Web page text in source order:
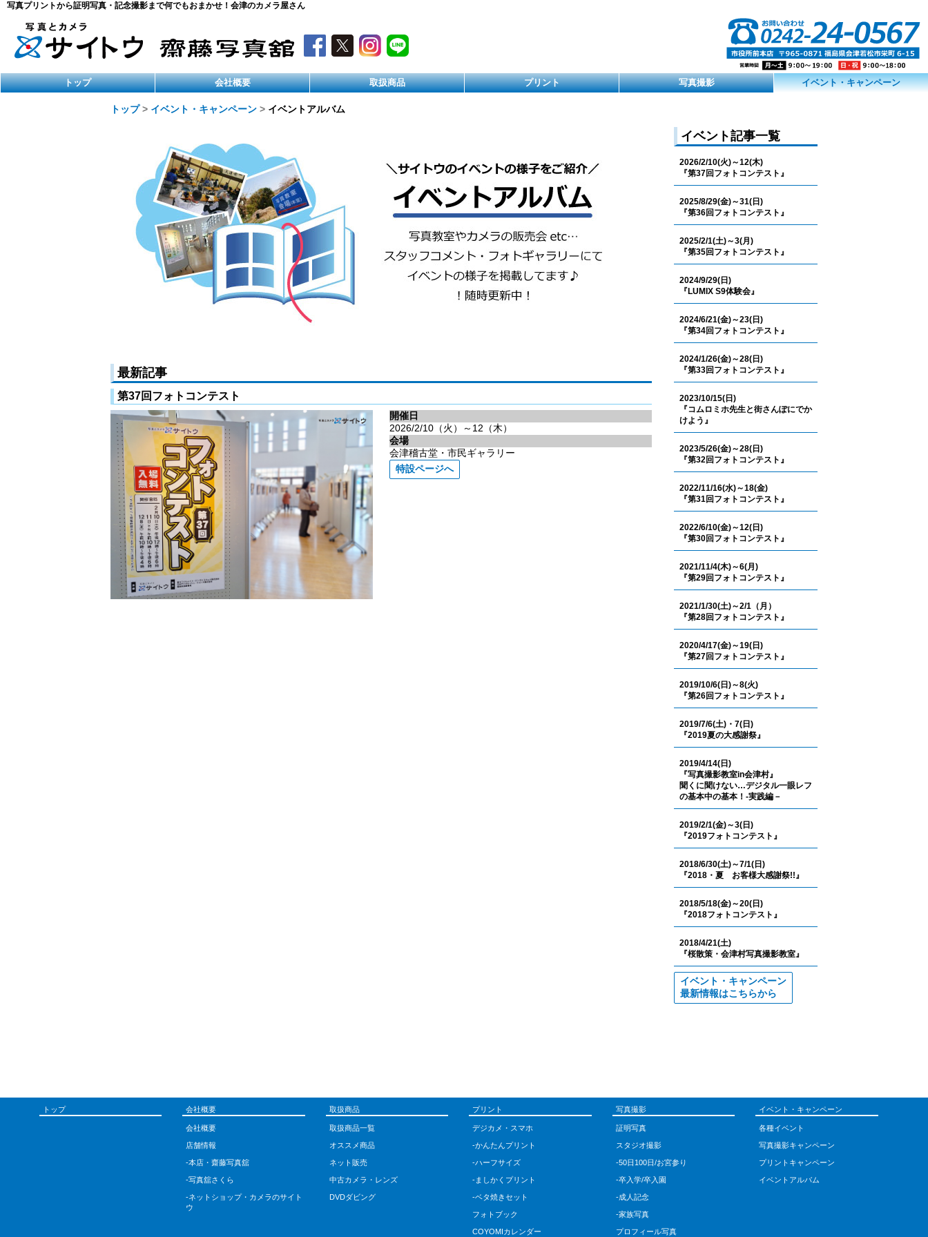
写真プリントから証明写真・記念撮影まで何でもおまかせ！会津のカメラ屋さん
トップ 会社概要 取扱商品 プリント 写真撮影 イベント・キャンペーン
トップ イベント・キャンペーン イベントアルバム
最新記事
第37回フォトコンテスト
開催日
2026/2/10（火）～12（木）
会場
会津稽古堂・市民ギャラリー
特設ページへ
イベント記事一覧
2026/2/10(火)～12(木)
『第37回フォトコンテスト』
2025/8/29(金)～31(日)
『第36回フォトコンテスト』
2025/2/1(土)～3(月)
『第35回フォトコンテスト』
2024/9/29(日)
『LUMIX S9体験会』
2024/6/21(金)～23(日)
『第34回フォトコンテスト』
2024/1/26(金)～28(日)
『第33回フォトコンテスト』
2023/10/15(日)
『コムロミホ先生と街さんぽにでか
けよう』
2023/5/26(金)～28(日)
『第32回フォトコンテスト』
2022/11/16(水)～18(金)
『第31回フォトコンテスト』
2022/6/10(金)～12(日)
『第30回フォトコンテスト』
2021/11/4(木)～6(月)
『第29回フォトコンテスト』
2021/1/30(土)～2/1（月）
『第28回フォトコンテスト』
2020/4/17(金)～19(日)
『第27回フォトコンテスト』
2019/10/6(日)～8(火)
『第26回フォトコンテスト』
2019/7/6(土)・7(日)
『2019夏の大感謝祭』
2019/4/14(日)
『写真撮影教室in会津村』
聞くに聞けない…デジタル一眼レフ
の基本中の基本！-実践編－
2019/2/1(金)～3(日)
『2019フォトコンテスト』
2018/6/30(土)～7/1(日)
『2018・夏 お客様大感謝祭!!』
2018/5/18(金)～20(日)
『2018フォトコンテスト』
2018/4/21(土)
『桜散策・会津村写真撮影教室』
イベント・キャンペーン
最新情報はこちらから
トップ 会社概要
会社概要
店舗情報
-本店・齋藤写真舘
-写真舘さくら
-ネットショップ・カメラのサイト
ウ
取扱商品
取扱商品一覧
オススメ商品
ネット販売
中古カメラ・レンズ
DVDダビング
プリント
デジカメ・スマホ
-かんたんプリント
-ハーフサイズ
-ましかくプリント
-ベタ焼きセット
フォトブック
COYOMIカレンダー
写真撮影
証明写真
スタジオ撮影
-50日100日/お宮参り
-卒入学/卒入園
-成人記念
-家族写真
プロフィール写真
イベント・キャンペーン
各種イベント
写真撮影キャンペーン
プリントキャンペーン
イベントアルバム